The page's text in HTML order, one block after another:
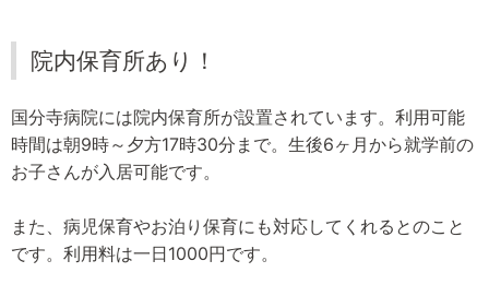
院内保育所あり！
国分寺病院には院内保育所が設置されています。利用可能
時間は朝9時～夕方17時30分まで。生後6ヶ月から就学前の
お子さんが入居可能です。
また、病児保育やお泊り保育にも対応してくれるとのこと
です。利用料は一日1000円です。